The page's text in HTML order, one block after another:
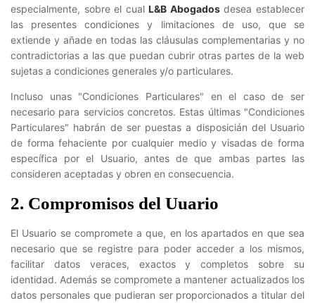
especialmente, sobre el cualL&B Abogadosdesea establecer
las presentes condiciones y limitaciones de uso, que se
extiende y añade en todas las cláusulas complementarias y no
contradictorias a las que puedan cubrir otras partes de la web
sujetas a condiciones generales y/o particulares.
Incluso unas "Condiciones Particulares" en el caso de ser
necesario para servicios concretos. Estas últimas "Condiciones
Particulares" habrán de ser puestas a disposicián del Usuario
de forma fehaciente por cualquier medio y visadas de forma
específica por el Usuario, antes de que ambas partes las
consideren aceptadas y obren en consecuencia.
2. Compromisos del Uuario
El Usuario se compromete a que, en los apartados en que sea
necesario que se registre para poder acceder a los mismos,
facilitar datos veraces, exactos y completos sobre su
identidad. Además se compromete a mantener actualizados los
datos personales que pudieran ser proporcionados a titular del